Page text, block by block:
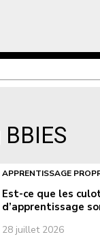
BBIES
APPRENTISSAGE
Est-ce que les
d’apprentissage
28 juillet 2026